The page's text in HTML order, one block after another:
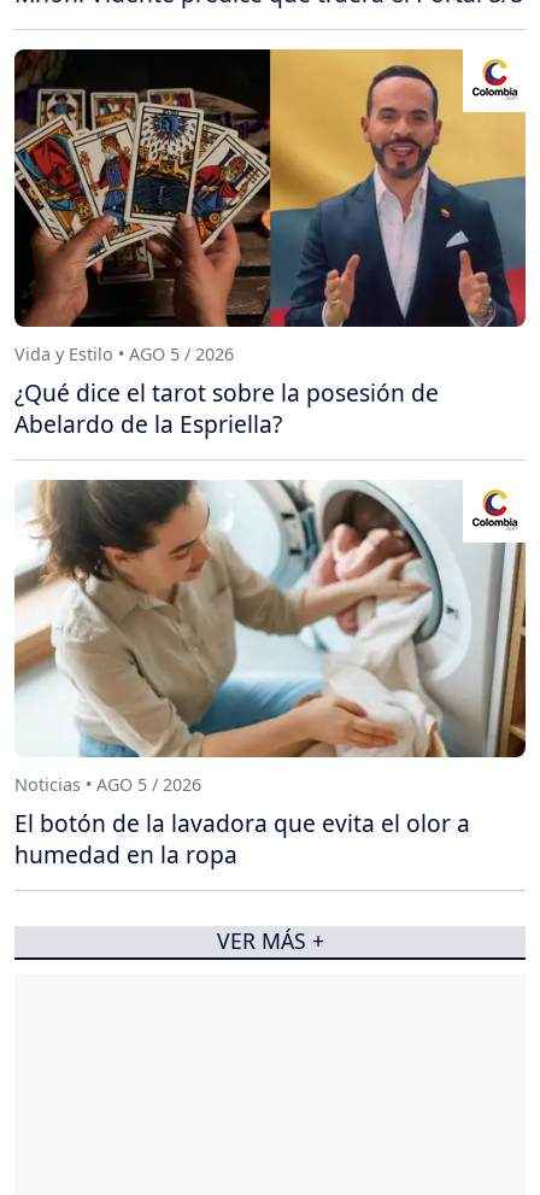
Vida y Estilo • AGO 5 / 2026
¿Qué dice el tarot sobre la posesión de
Abelardo de la Espriella?
Noticias • AGO 5 / 2026
El botón de la lavadora que evita el olor a
humedad en la ropa
VER MÁS +